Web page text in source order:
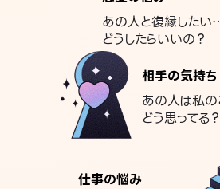
あの人と復縁した
どうしたらいいの？
相手の気持ち
あの人は私の
どう思ってる？
仕事の悩み